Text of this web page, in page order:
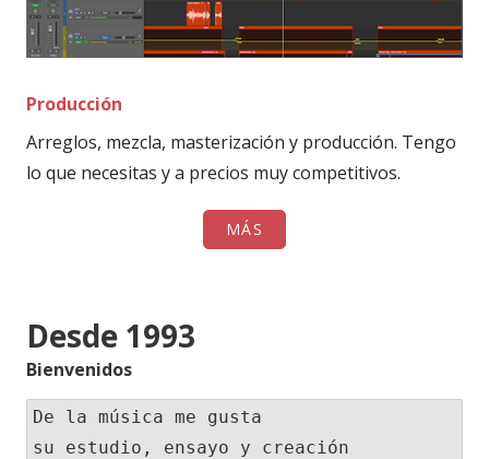
Producción
Arreglos, mezcla, masterización y producción. Tengo
lo que necesitas y a precios muy competitivos.
MÁS
Desde 1993
Bienvenidos
De la música me gusta
su estudio, ensayo y creación